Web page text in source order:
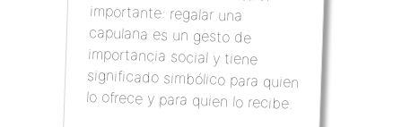
lo ofrece y para quien lo recibe.